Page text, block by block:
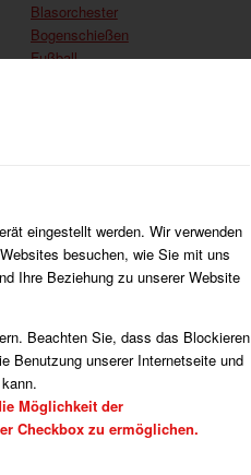
eingestellt werden. Wir verwenden
besuchen, wie Sie mit uns
Ihre Beziehung zu unserer Website
Beachten Sie, dass das Blockieren
Benutzung unserer Internetseite und
Möglichkeit der
Checkbox zu ermöglichen.
Blasorchester
Bogenschießen
Fußball
Verein Allgemein
Vorstand und Ausschuss